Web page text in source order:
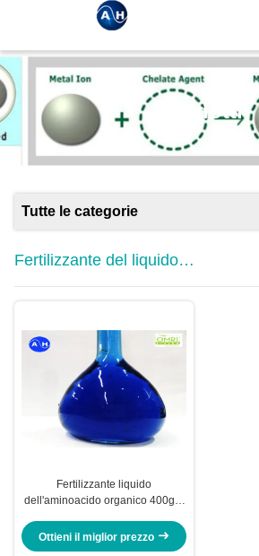
Prodotti
Tutte le categorie
Fertilizzante del liquido
dell'aminoacido
Fertilizzante liquido
dell'aminoacido organico 400g/L
agricoltori
Ottieni il miglior prezzo